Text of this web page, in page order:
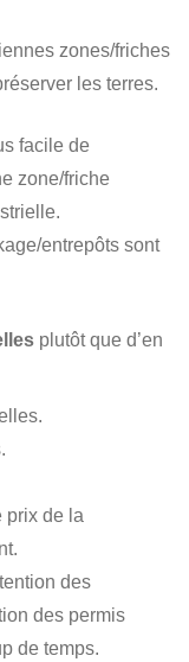
zones/friches
les terres.
facile de
zone/friche
entrepôts sont
plutôt que d’en
prix de la
des
des permis
de temps.